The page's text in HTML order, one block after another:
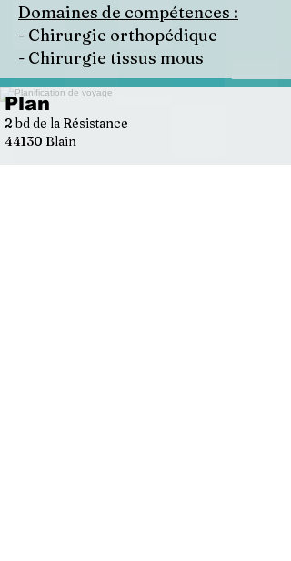
Domaines de compétences :
- Chirurgie orthopédique
- Chirurgie tissus mous
2 bd de la Résistance
44130 Blain
Plan